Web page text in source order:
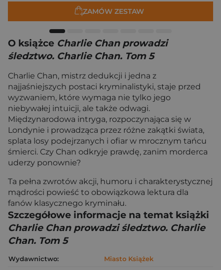
ZAMÓW ZESTAW
O książce Charlie Chan prowadzi
śledztwo. Charlie Chan. Tom 5
Charlie Chan, mistrz dedukcji i jedna z
najjaśniejszych postaci kryminalistyki, staje przed
wyzwaniem, które wymaga nie tylko jego
niebywałej intuicji, ale także odwagi.
Międzynarodowa intryga, rozpoczynająca się w
Londynie i prowadząca przez różne zakątki świata,
splata losy podejrzanych i ofiar w mrocznym tańcu
śmierci. Czy Chan odkryje prawdę, zanim morderca
uderzy ponownie?
Ta pełna zwrotów akcji, humoru i charakterystycznej
mądrości powieść to obowiązkowa lektura dla
fanów klasycznego kryminału.
Szczegółowe informacje na temat książki
Charlie Chan prowadzi śledztwo. Charlie
Chan. Tom 5
Wydawnictwo:
Miasto Książek